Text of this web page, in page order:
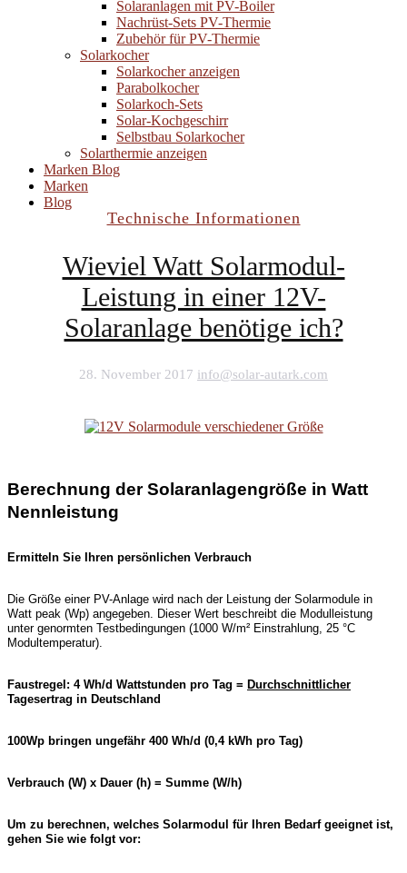
Solaranlagen mit PV-Boiler
Nachrüst-Sets PV-Thermie
Zubehör für PV-Thermie
Solarkocher
Solarkocher anzeigen
Parabolkocher
Solarkoch-Sets
Solar-Kochgeschirr
Selbstbau Solarkocher
Solarthermie anzeigen
Marken Blog
Marken
Blog
Technische Informationen
Wieviel Watt Solarmodul-
Leistung in einer 12V-
Solaranlage benötige ich?
28. November 2017 info@solar-autark.com
Berechnung der Solaranlagengröße in Watt
Nennleistung
Ermitteln Sie Ihren persönlichen Verbrauch
Die Größe einer PV-Anlage wird nach der Leistung der Solarmodule in
Watt peak (Wp) angegeben. Dieser Wert beschreibt die Modulleistung
unter genormten Testbedingungen (1000 W/m² Einstrahlung, 25 °C
Modultemperatur).
Faustregel: 4 Wh/d Wattstunden pro Tag = Durchschnittlicher
Tagesertrag in Deutschland
100Wp bringen ungefähr 400 Wh/d (0,4 kWh pro Tag)
Verbrauch (W) x Dauer (h) = Summe (W/h)
Um zu berechnen, welches Solarmodul für Ihren Bedarf geeignet ist,
gehen Sie wie folgt vor: